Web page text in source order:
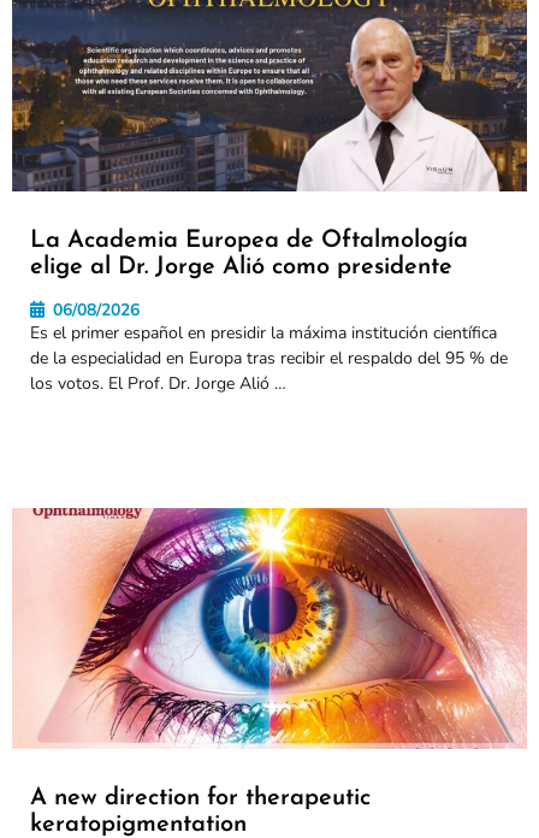
La Academia Europea de Oftalmología
elige al Dr. Jorge Alió como presidente
06/08/2026
Es el primer español en presidir la máxima institución científica
de la especialidad en Europa tras recibir el respaldo del 95 % de
los votos. El Prof. Dr. Jorge Alió …
A new direction for therapeutic
keratopigmentation